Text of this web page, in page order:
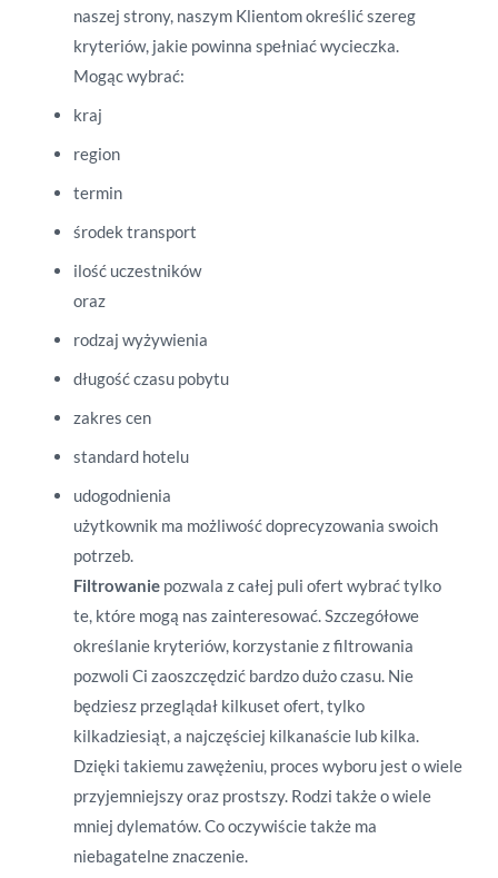
naszej strony, naszym Klientom określić szereg
kryteriów, jakie powinna spełniać wycieczka.
Mogąc wybrać:
kraj
region
termin
środek transport
ilość uczestników
oraz
rodzaj wyżywienia
długość czasu pobytu
zakres cen
standard hotelu
udogodnienia
użytkownik ma możliwość doprecyzowania swoich
potrzeb.
Filtrowanie pozwala z całej puli ofert wybrać tylko
te, które mogą nas zainteresować. Szczegółowe
określanie kryteriów, korzystanie z filtrowania
pozwoli Ci zaoszczędzić bardzo dużo czasu. Nie
będziesz przeglądał kilkuset ofert, tylko
kilkadziesiąt, a najczęściej kilkanaście lub kilka.
Dzięki takiemu zawężeniu, proces wyboru jest o wiele
przyjemniejszy oraz prostszy. Rodzi także o wiele
mniej dylematów. Co oczywiście także ma
niebagatelne znaczenie.